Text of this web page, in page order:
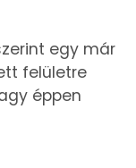
egy már
felületre
éppen